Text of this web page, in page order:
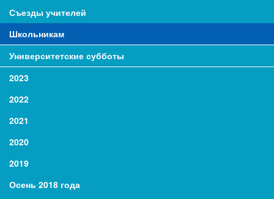
Съезды учителей
Школьникам
Университетские субботы
2023
2022
2021
2020
2019
Осень 2018 года